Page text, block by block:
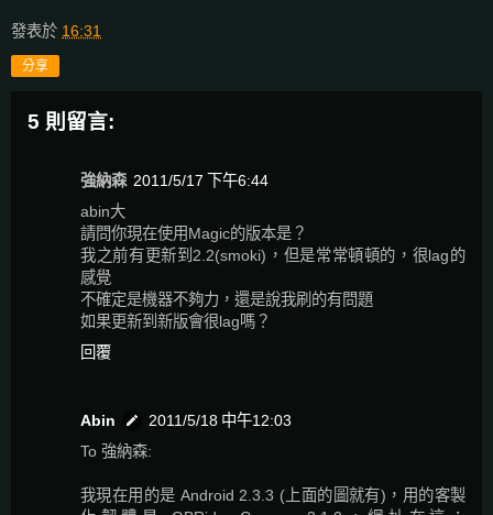
發表於 16:31
分享
5 則留言:
強納森 2011/5/17 下午6:44
abin大
請問你現在使用Magic的版本是？
我之前有更新到2.2(smoki)，但是常常頓頓的，很lag的
感覺
不確定是機器不夠力，還是說我刷的有問題
如果更新到新版會很lag嗎？
回覆
Abin
2011/5/18 中午12:03
To 強納森:
我現在用的是 Android 2.3.3 (上面的圖就有)，用的客製